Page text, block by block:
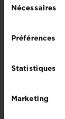
duNécessaires
Préférences
Statistiques
Marketing
balcon
nos